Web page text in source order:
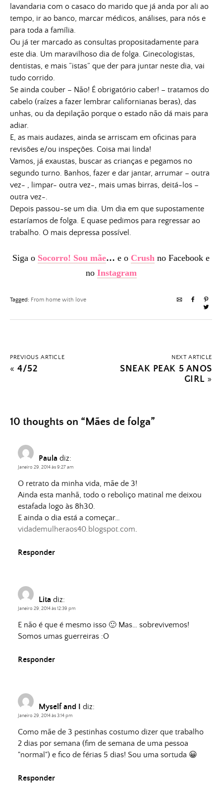
lavandaria com o casaco do marido que já anda por ali ao
tempo, ir ao banco, marcar médicos, análises, para nós e
para toda a família.
Ou já ter marcado as consultas propositadamente para
este dia. Um maravilhoso dia de folga. Ginecologistas,
dentistas, e mais “istas” que der para juntar neste dia, vai
tudo corrido.
Se ainda couber – Não! É obrigatório caber! – tratamos do
cabelo (raízes a fazer lembrar californianas beras), das
unhas, ou da depilação porque o estado não dá mais para
adiar.
E, as mais audazes, ainda se arriscam em oficinas para
revisões e/ou inspeções. Coisa mai linda!
Vamos, já exaustas, buscar as crianças e pegamos no
segundo turno. Banhos, fazer e dar jantar, arrumar – outra
vez- , limpar- outra vez-, mais umas birras, deitá-los –
outra vez-.
Depois passou-se um dia. Um dia em que supostamente
estaríamos de folga. E quase pedimos para regressar ao
trabalho. O mais depressa possível.
Siga o Socorro! Sou mãe… e o Crush no Facebook e
no Instagram
Tagged: From home with love
PREVIOUS ARTICLE
«4/52
NEXT ARTICLE
SNEAK PEAK 5 ANOS
GIRL »
10 thoughts on “Mães de folga”
Paula diz:
Janeiro 29, 2014 às 9:27 am
O retrato da minha vida, mãe de 3!
Ainda esta manhã, todo o reboliço matinal me deixou
estafada logo às 8h30.
E ainda o dia está a começar…
vidademulheraos40.blogspot.com.
Responder
Lita diz:
Janeiro 29, 2014 às 12:39 pm
E não é que é mesmo isso 🙂 Mas… sobrevivemos!
Somos umas guerreiras :O
Responder
Myself and I diz:
Janeiro 29, 2014 às 3:14 pm
Como mãe de 3 pestinhas costumo dizer que trabalho
2 dias por semana (fim de semana de uma pessoa
"normal") e fico de férias 5 dias! Sou uma sortuda 😀
Responder